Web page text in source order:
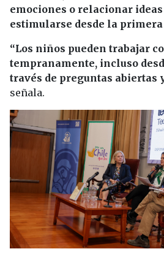
emociones o relacionar
estimularse desde la
“Los niños pueden trabajar
tempranamente, incluso
través de preguntas abiertas
señala.